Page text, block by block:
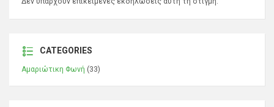
CATEGORIES
Αμαριώτικη Φωνή (33)